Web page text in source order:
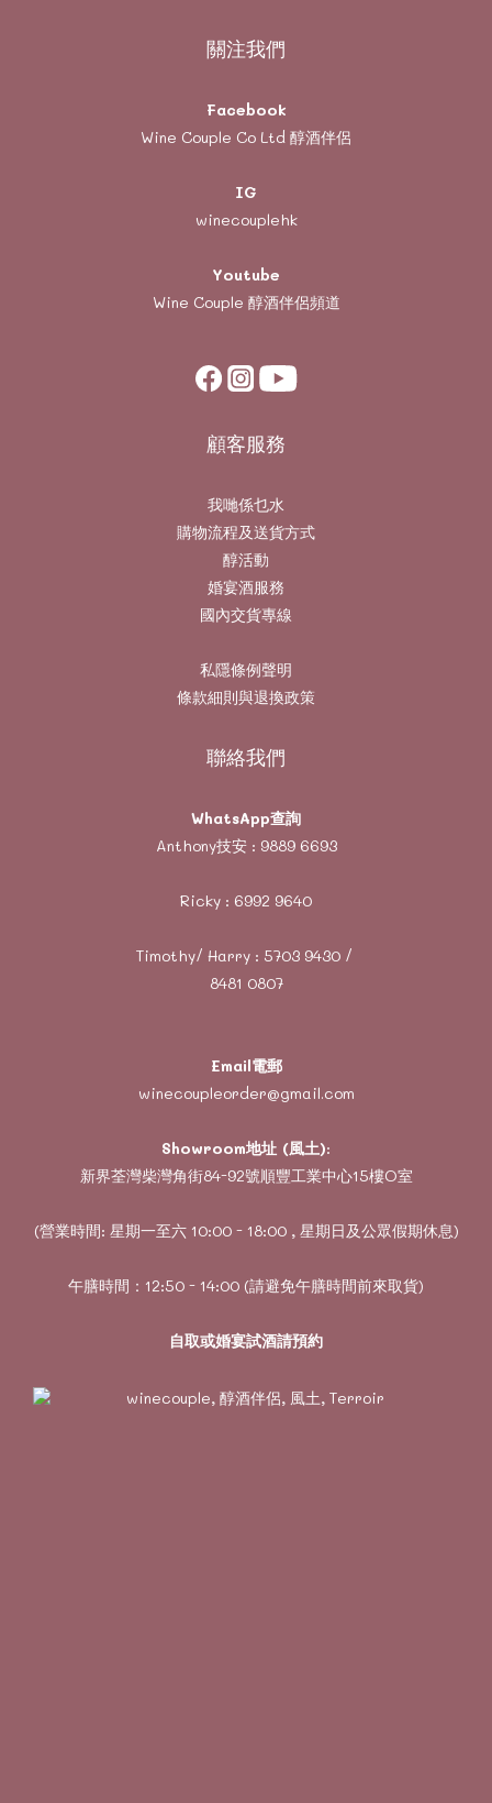
關注我們
Facebook
Wine Couple Co Ltd 醇酒伴侶
IG
winecouplehk
Youtube
Wine Couple 醇酒伴侶頻道
顧客服務
我哋係乜水
購物流程及送貨方式
醇活動
婚宴酒服務
國內交貨專線
私隱條例聲明
條款細則與退換政策
聯絡我們
WhatsApp查詢
Anthony技安 : 9889 6693
Ricky : 6992 9640
Timothy/ Harry : 5703 9430/
8481 0807
Email電郵
winecoupleorder@gmail.com
Showroom地址 (風土):
新界荃灣柴灣角街84-92號順豐工業中心15樓O室
(營業時間: 星期一至六 10:00 - 18:00 , 星期日及公眾假期休息)
午膳時間：12:50 - 14:00 (請避免午膳時間前來取貨)
自取或婚宴試酒請預約